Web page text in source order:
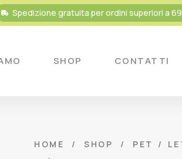
Spedizione gratuita per ordini superiori a
SHOP CONTATTI
HOME / SHOP / PET /